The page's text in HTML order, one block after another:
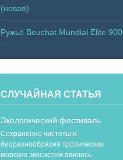
(новая)
Ружьё Beuchat Mundial Elite 900
СЛУЧАЙНАЯ СТАТЬЯ
Экологический фестиваль
Сохранение чистоты и
биоразнообразия тропических
морских экосистем явилось